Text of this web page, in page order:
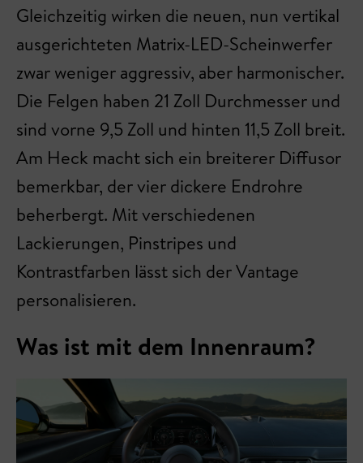
Gleichzeitig wirken die neuen, nun vertikal
ausgerichteten Matrix-LED-Scheinwerfer
zwar weniger aggressiv, aber harmonischer.
Die Felgen haben 21 Zoll Durchmesser und
sind vorne 9,5 Zoll und hinten 11,5 Zoll breit.
Am Heck macht sich ein breiterer Diffusor
bemerkbar, der vier dickere Endrohre
beherbergt. Mit verschiedenen
Lackierungen, Pinstripes und
Kontrastfarben lässt sich der Vantage
personalisieren.
Was ist mit dem Innenraum?